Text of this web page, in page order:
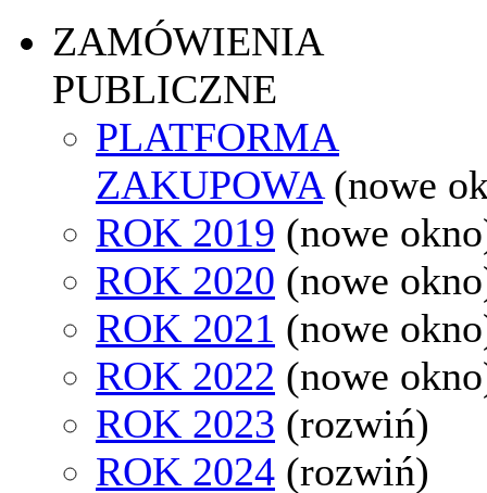
ZAMÓWIENIA
PUBLICZNE
PLATFORMA
ZAKUPOWA (nowe
ROK 2019 (nowe
ROK 2020 (nowe
ROK 2021 (nowe
ROK 2022 (nowe
ROK 2023 (rozwiń)
ROK 2024 (rozwiń)